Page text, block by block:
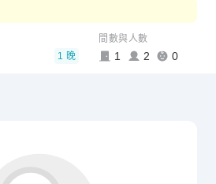
1 晚
間數與人數
1 2 0